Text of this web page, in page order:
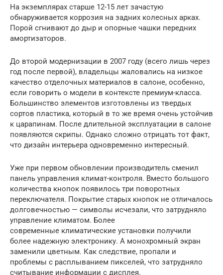
На экземплярах старше 12-15 лет зачастую
обнаруживается коррозия на задних колесных арках.
Порой сгнивают до дыр и опорные чашки передних
амортизаторов.
До второй модернизации в 2007 году (всего лишь через
год после первой), владельцы жаловались на низкое
качество отделочных материалов в салоне, особенно,
если говорить о модели в контексте премиум-класса.
Большинство элементов изготовлены из твердых
сортов пластика, который в то же время очень устойчив
к царапинам. После длительной эксплуатации в салоне
появляются скрипы. Однако сложно отрицать тот факт,
что дизайн интерьера одновременно интересный.
Уже при первом обновлении производитель сменил
панель управления климат-контроля. Вместо большого
количества кнопок появилось три поворотных
переключателя. Покрытие старых кнопок не отличалось
долговечностью — символы исчезали, что затрудняло
управление климатом. Более
современные климатические установки получили
более надежную электронику. А монохромный экран
заменили цветным. Как следствие, пропали и
проблемы с расплыванием пикселей, что затрудняло
считывание информации с дисплея.